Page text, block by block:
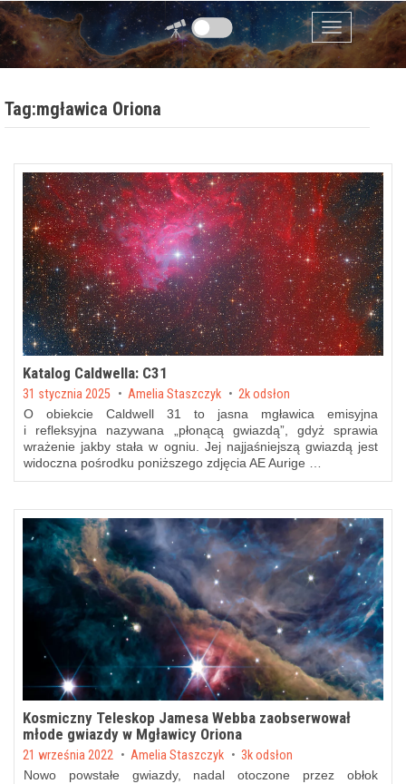
Przejdź do zawartości
Menu
Tag:mgławica Oriona
Katalog Caldwella: C31
Posted on
31 stycznia 2025 by Amelia Staszczyk 2k odsłon
O obiekcie Caldwell 31 to jasna mgławica emisyjna
i refleksyjna nazywana „płonącą gwiazdą”, gdyż sprawia
wrażenie jakby stała w ogniu. Jej najjaśniejszą gwiazdą jest
widoczna pośrodku poniższego zdjęcia AE Aurige …
Kosmiczny Teleskop Jamesa Webba zaobserwował
młode gwiazdy w Mgławicy Oriona
Posted on
21 września 2022 by Amelia Staszczyk 3k odsłon
Nowo powstałe gwiazdy, nadal otoczone przez obłok